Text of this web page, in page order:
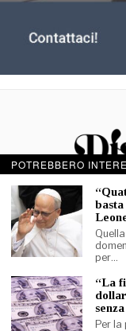
© 2026-
La Discussione
Registrazione
La società
POTREBBERO
per…
“La
Per